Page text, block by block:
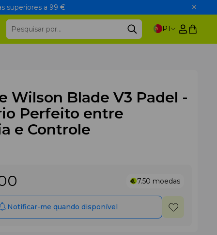
superiores a 99 €
PT
Wilson Blade V3 Padel -
Perfeito entre
e Controle
7.50 moedas
Notificar-me quando disponível